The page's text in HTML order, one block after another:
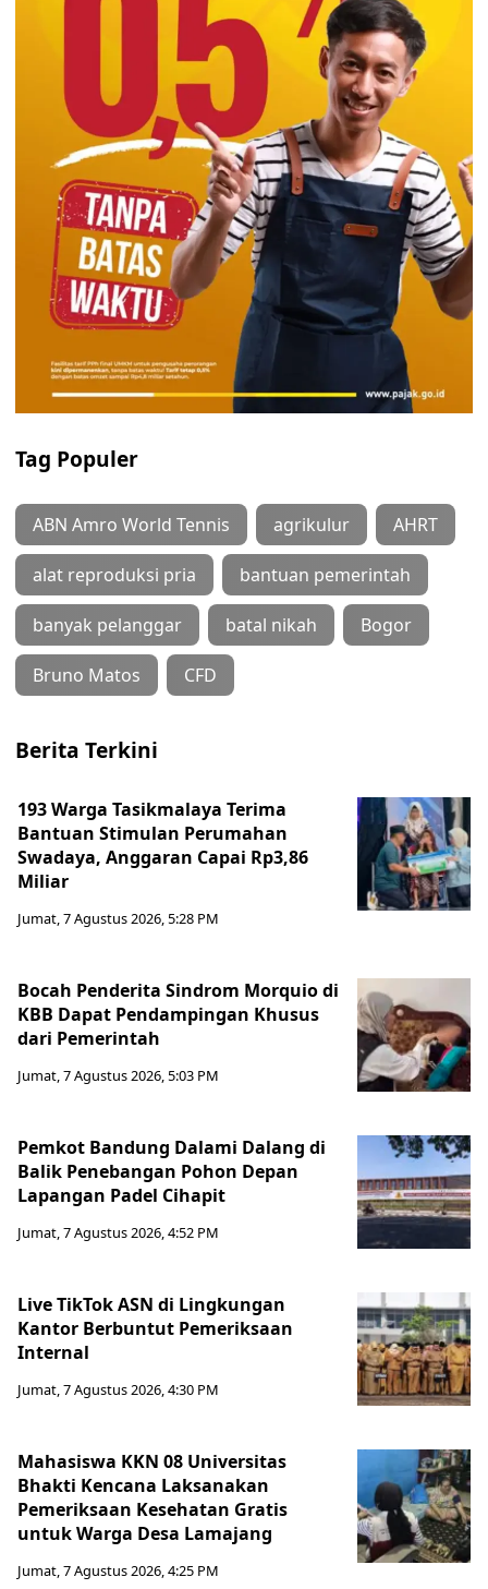
Tag Populer
ABN Amro World Tennis agrikulur AHRT
alat reproduksi pria bantuan pemerintah
banyak pelanggar batal nikah Bogor
Bruno Matos CFD
Berita Terkini
193 Warga Tasikmalaya Terima
Bantuan Stimulan Perumahan
Swadaya, Anggaran Capai Rp3,86
Miliar
Jumat, 7 Agustus 2026, 5:28 PM
Bocah Penderita Sindrom Morquio di
KBB Dapat Pendampingan Khusus
dari Pemerintah
Jumat, 7 Agustus 2026, 5:03 PM
Pemkot Bandung Dalami Dalang di
Balik Penebangan Pohon Depan
Lapangan Padel Cihapit
Jumat, 7 Agustus 2026, 4:52 PM
Live TikTok ASN di Lingkungan
Kantor Berbuntut Pemeriksaan
Internal
Jumat, 7 Agustus 2026, 4:30 PM
Mahasiswa KKN 08 Universitas
Bhakti Kencana Laksanakan
Pemeriksaan Kesehatan Gratis
untuk Warga Desa Lamajang
Jumat, 7 Agustus 2026, 4:25 PM